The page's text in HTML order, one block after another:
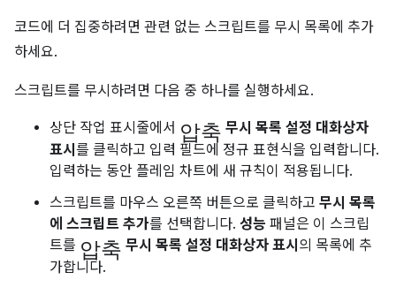
코드에 더 집중하려면 관련 없는 스크립트를 무시 목록에 추가
하세요.
스크립트를 무시하려면 다음 중 하나를 실행하세요.
상단 작업 표시줄에서 압축 무시 목록 설정 대화상자
표시 를 클릭하고 입력 필드에 정규 표현식을 입력합니다.
입력하는 동안 플레임 차트에 새 규칙이 적용됩니다.
스크립트를 마우스 오른쪽 버튼으로 클릭하고 무시 목록
에 스크립트 추가를 선택합니다. 성능 패널은 이 스크립
트를 압축 무시 목록 설정 대화상자 표시 의 목록에 추
가합니다.